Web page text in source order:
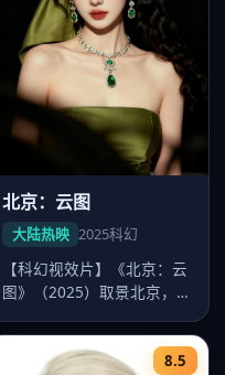
北京：云图
大陆热映 2025科幻
【科幻视效片】《北京：云
图》（2025）取景北京，
迪丽热…
8.5